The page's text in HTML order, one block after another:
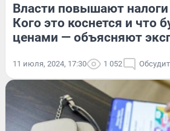
Власти повышают
Кого это коснется и что
ценами — объясняют
11 июля, 2024, 17:30 1 052